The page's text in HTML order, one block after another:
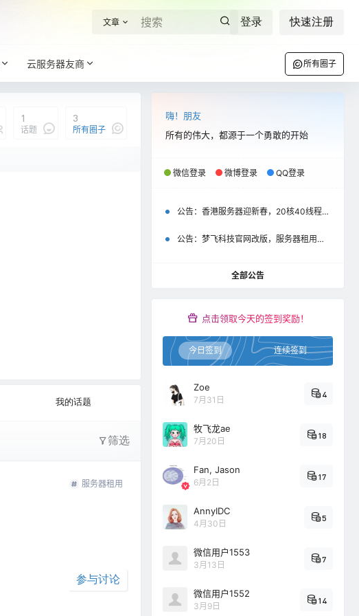
文章 登录 快速注册
云服务器友商 所有圈子
1
话题
3
所有圈子
我的话题
筛选
服务器租用
参与讨论
嗨！朋友
所有的伟大，都源于一个勇敢的开始
微信登录 微博登录 QQ登录
公告： 香港服务器迎新春，20核40线程半价优惠500元起
公告： 梦飞科技官网改版，服务器租用互动评价彰显以用户为中心
全部公告
点击领取今天的签到奖励！
今日签到 连续签到
Zoe
7月31日
4
牧飞龙ae
7月20日
18
Fan, Jason
6月2日
17
AnnyIDC
4月30日
5
微信用户1553
3月13日
7
微信用户1552
3月9日
14